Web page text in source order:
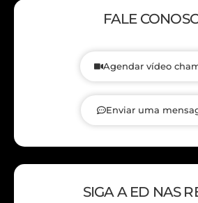
FALE
Agendar vídeo
Enviar uma
SIGA A ED NAS